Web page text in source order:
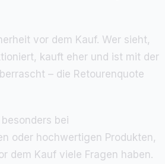
vor dem Kauf. Wer sieht,
kauft eher und ist mit der
– die Retourenquote
bei
oder hochwertigen Produkten,
dem Kauf viele Fragen haben.